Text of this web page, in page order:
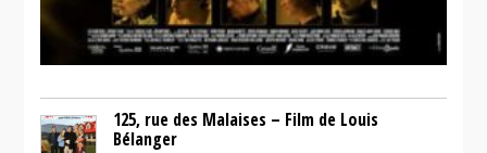
125, rue des Malaises – Film de Louis
Bélanger